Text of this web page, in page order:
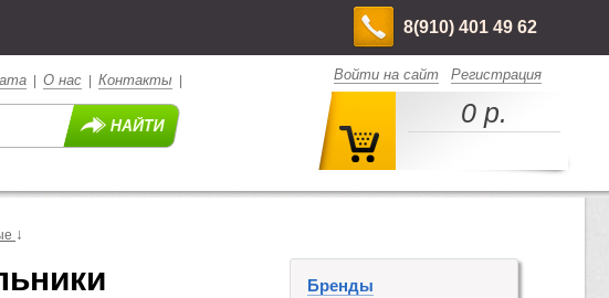
8(910) 401 49 62
О нас Контакты Войти на сайт Регистрация
0 р.
↓
Бренды